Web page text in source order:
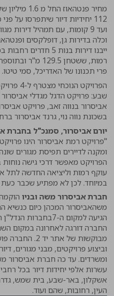
מחיר
וכלה בדירות גן, דופלקסים
ייבנו דירות בנות 5
פרי תכנונו של האדריכל, סמי טיטו.
הפרויקט
שבע: פרויקט הדגל מגדלי
אביסרור בנווה זאב, פרויקט
בשכונת נווה נוי, גרנד אביסרור
יורם אביסרור, סמנכ"ל בחברת
"פרויקט רמת אביסרור הינו
ומקנה לדיירים תפיסת מגורים
הפרויקט מאפשר דרכי גישה
עוקף רמות וליציאה החדשה לתל
במיוחד. לכן לא מפתיע שכבר כעת
חברת אביסרור משה ובניו
משהאביסרור המכהן כיום כנשיא
הגיעה למקום ה-
החברה דורגה לאחרונה במקום
מבוקשות של אתר
וביצוע פרויקטים, מבני מגורים,
ומשרדים. עד כה חברת אביסרור
עשרות אלפי יחידות דיור בכל
אשקלון, באר-שבע, בית שמש,
העין, רחובות, שהם ועוד.